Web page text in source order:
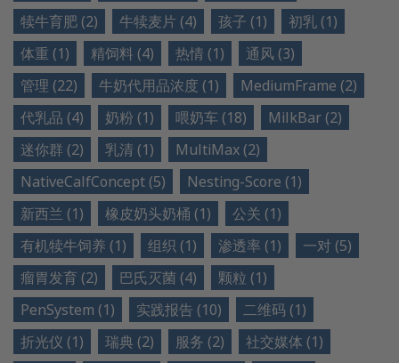
犊牛育肥 (2)
牛犊麦片 (4) 孩子 (1)
初乳 (1)
体重 (1)
精饲料 (4) 热情 (1)
通风 (3)
管理 (22)
牛奶代用品浓度 (1)
MediumFrame (2)
代乳品 (4)
奶粉 (1) 喂奶车 (18)
MilkBar (2)
迷你群 (2)
乳清 (1)
MultiMax (2)
NativeCalfConcept (5)
Nesting-Score (1)
新西兰 (1)
橡皮奶头奶桶 (1)
公关 (1)
有机犊牛饲养 (1)
组织 (1) 渗透率 (1)
一对 (5)
瘤胃发育 (2)
巴氏灭菌 (4)
颗粒 (1)
PenSystem (1)
实践报告 (10)
二维码 (1)
折光仪 (1)
瑞典 (2) 服务 (2)
社交媒体 (1)